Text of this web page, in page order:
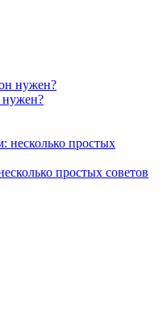
нужен?
простых советов